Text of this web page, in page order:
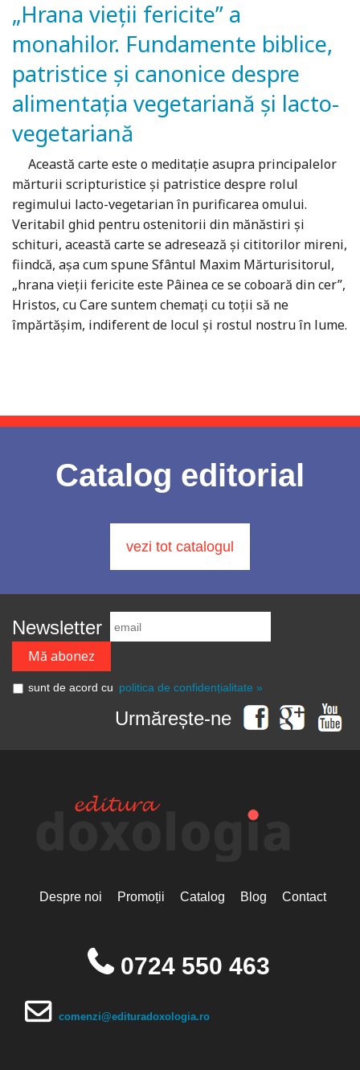
„Hrana vieţii fericite” a
monahilor. Fundamente biblice,
patristice şi canonice despre
alimentaţia vegetariană şi lacto-
vegetariană
Această carte este o meditaţie asupra principalelor
mărturii scripturistice şi patristice despre rolul
regimului lacto-vegetarian în purificarea omului.
Veritabil ghid pentru ostenitorii din mănăstiri şi
schituri, această carte se adresează şi cititorilor mireni,
fiindcă, aşa cum spune Sfântul Maxim Mărturisitorul,
„hrana vieţii fericite este Pâinea ce se coboară din cer”,
Hristos, cu Care suntem chemaţi cu toţii să ne
împărtăşim, indiferent de locul şi rostul nostru în lume.
Catalog editorial
vezi tot catalogul
Newsletter
sunt de acord cu politica de confidențialitate »
Urmărește-ne
Despre noi Promoții Catalog Blog Contact
0724 550 463
comenzi@edituradoxologia.ro